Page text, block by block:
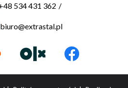
534 431 362 /
biuro@extrastal.pl